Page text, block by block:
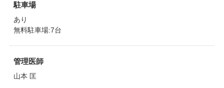
駐車場
あり
無料駐車場:7台
管理医師
山本 匡